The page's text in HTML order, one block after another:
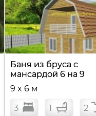
Баня из бруса с
мансардой 6 на 9
9 x 6 м
3 1 2